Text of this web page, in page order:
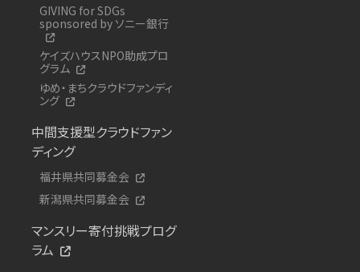
GIVING for SDGs
sponsored by ソニー銀行
ケイズハウスNPO助成プロ
グラム
ゆめ・まちクラウドファンディ
ング
中間支援型クラウドファン
ディング
福井県共同募金会
新潟県共同募金会
マンスリー寄付挑戦プログ
ラム